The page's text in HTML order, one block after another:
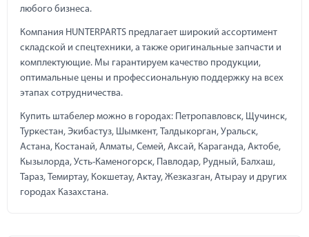
любого бизнеса.
Компания HUNTERPARTS предлагает широкий ассортимент
складской и спецтехники, а также оригинальные запчасти и
комплектующие. Мы гарантируем качество продукции,
оптимальные цены и профессиональную поддержку на всех
этапах сотрудничества.
Купить штабелер можно в городах: Петропавловск, Щучинск,
Туркестан, Экибастуз, Шымкент, Талдыкорган, Уральск,
Астана, Костанай, Алматы, Семей, Аксай, Караганда, Актобе,
Кызылорда, Усть-Каменогорск, Павлодар, Рудный, Балхаш,
Тараз, Темиртау, Кокшетау, Актау, Жезказган, Атырау и других
городах Казахстана.